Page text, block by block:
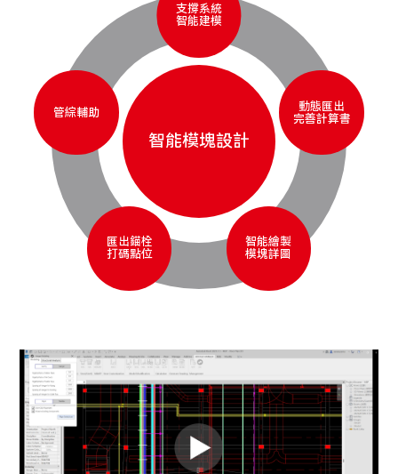
智能模塊設計
支撐系統
智能建模
管綜輔助
匯出錨栓
打碼點位
動態匯出
完善計算書
智能繪製
模塊詳圖